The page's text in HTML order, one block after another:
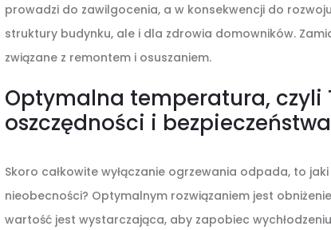
prowadzi do zawilgocenia, a w konsekwencji do
struktury budynku, ale i dla zdrowia domowników.
związane z remontem i osuszaniem.
Optymalna temperatura, czyli
oszczędności i bezpieczeństwa
Skoro całkowite wyłączanie ogrzewania odpada, to
nieobecności? Optymalnym rozwiązaniem jest
wartość jest wystarczająca, aby zapobiec